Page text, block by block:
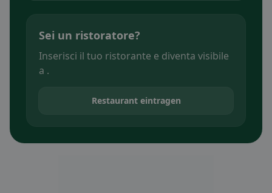
Sei un ristoratore?
Inserisci il tuo ristorante e diventa visibile
a .
Restaurant eintragen